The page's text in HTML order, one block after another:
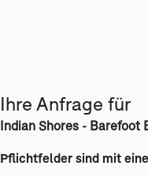
Ihre Anfrage für
Indian Shores - Barefoot
Pflichtfelder sind mit